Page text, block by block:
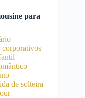
para
corporativos
de solteira